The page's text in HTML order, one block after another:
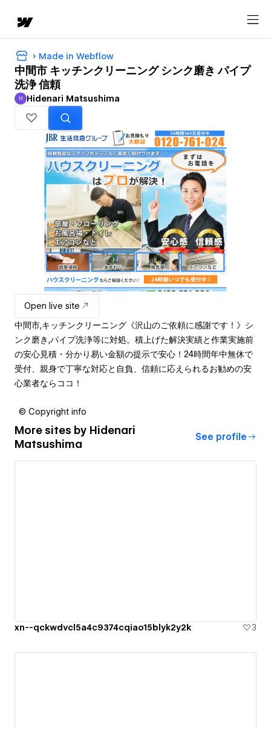
Made in Webflow
中間市 キッチンクリーニング シンク磨き パイプ
洗浄 信頼
Hidenari Matsushima
H Hidenari Matsushima
Open live site
中間市,キッチンクリーニング《沢山のご依頼に感謝です！》シ
ンク磨き,パイプ洗浄等に対処。積上げた解決実績と作業実施前
の安心見積・分かり易い金額の提示で安心！24時間年中無休で
受付、親身で丁寧な対応と自負、信頼に応えられるお勧めの安
心業者ならココ！
© Copyright info
More sites by Hidenari
Matsushima
See profile
xn--qckwdvcl5a4c9374cqiao15blyk2y2k 3